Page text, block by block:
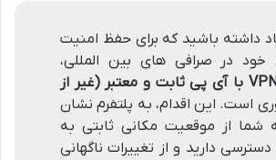
داشته باشید که برای حفظ امنیت
خود در صرافی های بین المللی،
VPN با آی پی ثابت و معتبر (غیر از
است. این اقدام، به پلتفرم نشان
از موقعیت مکانی ثابتی به
دارید و از تغییرات ناگهانی